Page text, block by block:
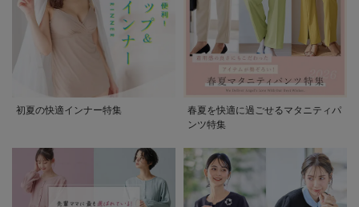
初夏の快適インナー特集
春夏を快適に過ごせるマタニティパ
ンツ特集